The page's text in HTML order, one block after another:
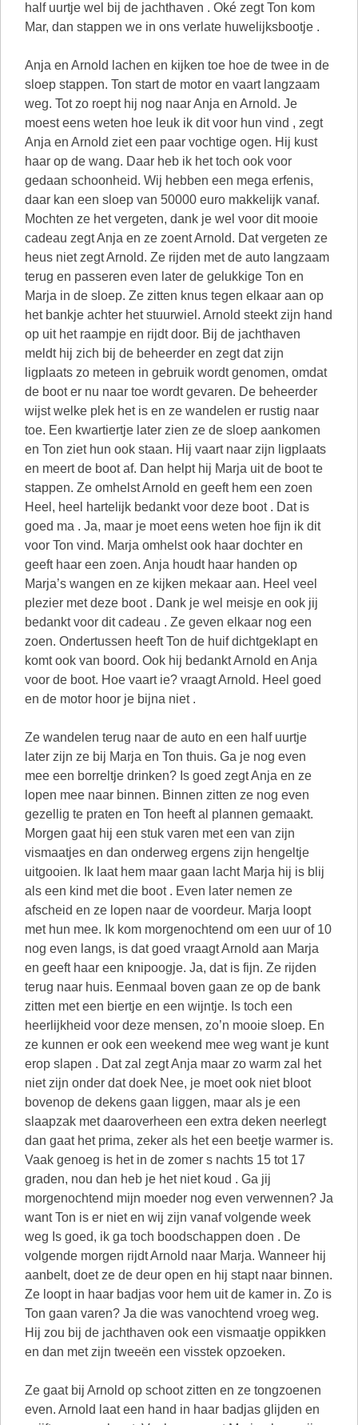
half uurtje wel bij de jachthaven . Oké zegt Ton kom
Mar, dan stappen we in ons verlate huwelijksbootje .
Anja en Arnold lachen en kijken toe hoe de twee in de
sloep stappen. Ton start de motor en vaart langzaam
weg. Tot zo roept hij nog naar Anja en Arnold. Je
moest eens weten hoe leuk ik dit voor hun vind , zegt
Anja en Arnold ziet een paar vochtige ogen. Hij kust
haar op de wang. Daar heb ik het toch ook voor
gedaan schoonheid. Wij hebben een mega erfenis,
daar kan een sloep van 50000 euro makkelijk vanaf.
Mochten ze het vergeten, dank je wel voor dit mooie
cadeau zegt Anja en ze zoent Arnold. Dat vergeten ze
heus niet zegt Arnold. Ze rijden met de auto langzaam
terug en passeren even later de gelukkige Ton en
Marja in de sloep. Ze zitten knus tegen elkaar aan op
het bankje achter het stuurwiel. Arnold steekt zijn hand
op uit het raampje en rijdt door. Bij de jachthaven
meldt hij zich bij de beheerder en zegt dat zijn
ligplaats zo meteen in gebruik wordt genomen, omdat
de boot er nu naar toe wordt gevaren. De beheerder
wijst welke plek het is en ze wandelen er rustig naar
toe. Een kwartiertje later zien ze de sloep aankomen
en Ton ziet hun ook staan. Hij vaart naar zijn ligplaats
en meert de boot af. Dan helpt hij Marja uit de boot te
stappen. Ze omhelst Arnold en geeft hem een zoen
Heel, heel hartelijk bedankt voor deze boot . Dat is
goed ma . Ja, maar je moet eens weten hoe fijn ik dit
voor Ton vind. Marja omhelst ook haar dochter en
geeft haar een zoen. Anja houdt haar handen op
Marja’s wangen en ze kijken mekaar aan. Heel veel
plezier met deze boot . Dank je wel meisje en ook jij
bedankt voor dit cadeau . Ze geven elkaar nog een
zoen. Ondertussen heeft Ton de huif dichtgeklapt en
komt ook van boord. Ook hij bedankt Arnold en Anja
voor de boot. Hoe vaart ie? vraagt Arnold. Heel goed
en de motor hoor je bijna niet .
Ze wandelen terug naar de auto en een half uurtje
later zijn ze bij Marja en Ton thuis. Ga je nog even
mee een borreltje drinken? Is goed zegt Anja en ze
lopen mee naar binnen. Binnen zitten ze nog even
gezellig te praten en Ton heeft al plannen gemaakt.
Morgen gaat hij een stuk varen met een van zijn
vismaatjes en dan onderweg ergens zijn hengeltje
uitgooien. Ik laat hem maar gaan lacht Marja hij is blij
als een kind met die boot . Even later nemen ze
afscheid en ze lopen naar de voordeur. Marja loopt
met hun mee. Ik kom morgenochtend om een uur of 10
nog even langs, is dat goed vraagt Arnold aan Marja
en geeft haar een knipoogje. Ja, dat is fijn. Ze rijden
terug naar huis. Eenmaal boven gaan ze op de bank
zitten met een biertje en een wijntje. Is toch een
heerlijkheid voor deze mensen, zo’n mooie sloep. En
ze kunnen er ook een weekend mee weg want je kunt
erop slapen . Dat zal zegt Anja maar zo warm zal het
niet zijn onder dat doek Nee, je moet ook niet bloot
bovenop de dekens gaan liggen, maar als je een
slaapzak met daaroverheen een extra deken neerlegt
dan gaat het prima, zeker als het een beetje warmer is.
Vaak genoeg is het in de zomer s nachts 15 tot 17
graden, nou dan heb je het niet koud . Ga jij
morgenochtend mijn moeder nog even verwennen? Ja
want Ton is er niet en wij zijn vanaf volgende week
weg Is goed, ik ga toch boodschappen doen . De
volgende morgen rijdt Arnold naar Marja. Wanneer hij
aanbelt, doet ze de deur open en hij stapt naar binnen.
Ze loopt in haar badjas voor hem uit de kamer in. Zo is
Ton gaan varen? Ja die was vanochtend vroeg weg.
Hij zou bij de jachthaven ook een vismaatje oppikken
en dan met zijn tweeën een visstek opzoeken.
Ze gaat bij Arnold op schoot zitten en ze tongzoenen
even. Arnold laat een hand in haar badjas glijden en